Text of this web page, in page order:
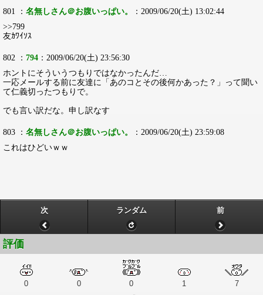
801 ： 名無しさん＠お腹いっぱい。
：2009/06/20(土) 13:02:44
>>799
友ｶﾜｲｿｽ
802 ： 794 ：2009/06/20(土) 23:56:30
ホントにそういうつもりではなかったんだ…
一応メールする前に友達に「あのコとその後何かあった？」って聞い
て仁義切ったつもりで。
でも言い訳だな。申し訳なす
803 ： 名無しさん＠お腹いっぱい。
：2009/06/20(土) 23:59:08
これはひどいｗｗ
次 ランダム 前
評価
0 0 0 1 7